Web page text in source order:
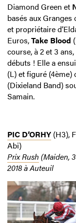
Diamond Green et
basés aux
et propriétaire
Euros,Take Blood
course, à 2 et 3
débuts ! Elle a
(L) et figuré (4ème)
(Dixieland Band)
Samain.
PIC D’ORHY (H3),
Abi)
Prix Rush (Maiden,
2018 à Auteuil